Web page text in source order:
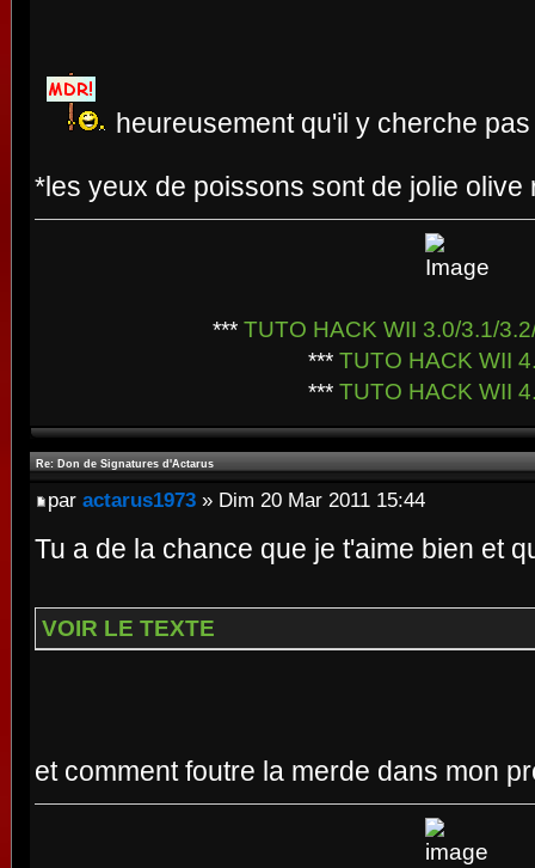
heureusement qu'il y cherche
*les yeux de poissons sont de jolie
*** TUTO HACK WII 3.0/3.1/
*** TUTO HACK WII
*** TUTO HACK WII
Re: Don de Signatures d'Actarus
par actarus1973 » Dim 20 Mar 2011 15:44
Tu a de la chance que je t'aime bien et
VOIR LE TEXTE
et comment foutre la merde dans mon